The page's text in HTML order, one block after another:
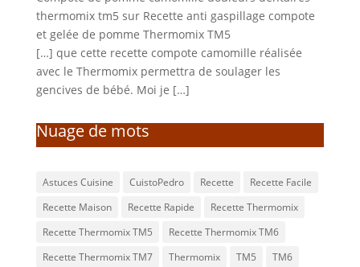
thermomix tm5 sur Recette anti gaspillage compote
et gelée de pomme Thermomix TM5
[…] que cette recette compote camomille réalisée
avec le Thermomix permettra de soulager les
gencives de bébé. Moi je […]
Nuage de mots
Astuces Cuisine CuistoPedro Recette
Recette Facile
Recette Maison
Recette Rapide
Recette Thermomix
Recette Thermomix TM5
Recette Thermomix TM6
Recette Thermomix TM7
Thermomix TM5 TM6